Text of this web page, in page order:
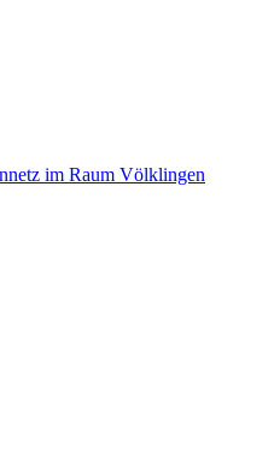
im Raum Völklingen